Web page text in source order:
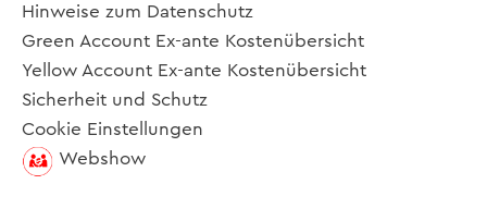
Hinweise zum Datenschutz
Green Account Ex-ante Kostenübersicht
Yellow Account Ex-ante Kostenübersicht
Sicherheit und Schutz
Cookie Einstellungen
Webshow